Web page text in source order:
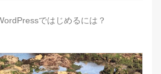
ではじめるには？